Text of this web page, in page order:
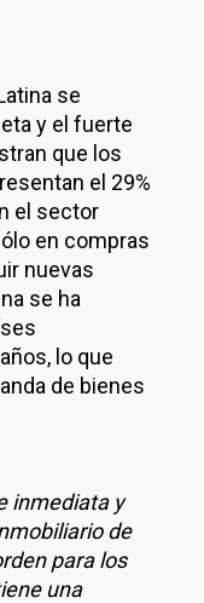
se
y el fuerte
que los
el 29%
el sector
en compras
nuevas
se ha
lo que
de bienes
inmediata y
de
para los
una